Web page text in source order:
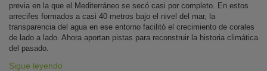
previa en la que el Mediterráneo se secó casi por completo. En estos
arrecifes formados a casi 40 metros bajo el nivel del mar, la
transparencia del agua en ese entorno facilitó el crecimiento de corales
de lado a lado. Ahora aportan pistas para reconstruir la historia climática
del pasado.
Sigue leyendo